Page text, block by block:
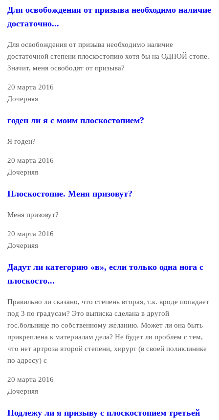
Для освобождения от призыва необходимо наличие
достаточно...
Для освобождения от призыва необходимо наличие
достаточной степени плоскостопию хотя бы на ОДНОЙ стопе.
Значит, меня освободят от призыва?
20 марта 2016
Дочерняя
годен ли я с моим плоскостопием?
Я годен?
20 марта 2016
Дочерняя
Плоскостопие. Меня призовут?
Меня призовут?
20 марта 2016
Дочерняя
Дадут ли категорию «в», если только одна нога с
плоскосто...
Правильно ли сказано, что степень вторая, т.к. вроде попадает
под 3 по градусам? Это выписка сделана в другой
гос.больнице по собственному желанию. Может ли она быть
прикреплена к материалам дела? Не будет ли проблем с тем,
что нет артроза второй степени, хирург (в своей поликлинике
по адресу) с
20 марта 2016
Дочерняя
Подлежу ли я призыву с плоскостопием третьей